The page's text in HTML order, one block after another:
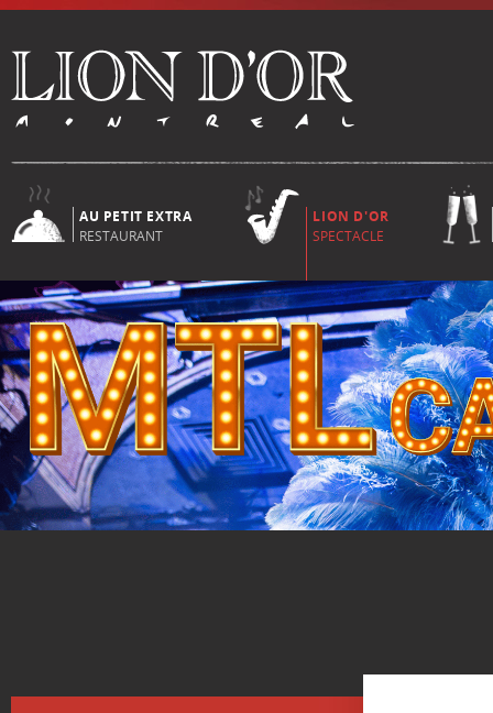
AU PETIT EXTRA
RESTAURANT
LION D'OR
SPECTACLE